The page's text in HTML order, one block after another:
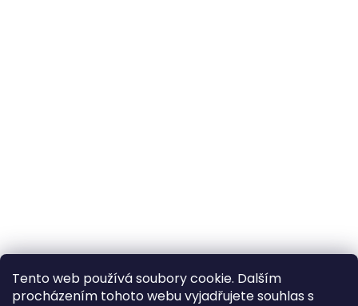
Tento web používá soubory cookie. Dalším
procházením tohoto webu vyjadřujete souhlas s